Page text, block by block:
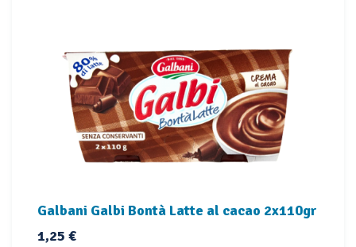
Galbani Galbi Bontà Latte al cacao 2x110gr
Prezzo
1,25 €